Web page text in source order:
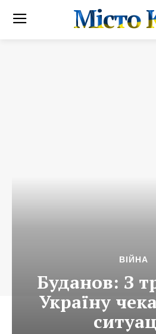
Місто
ВІЙНА
Буданов: З
Україну